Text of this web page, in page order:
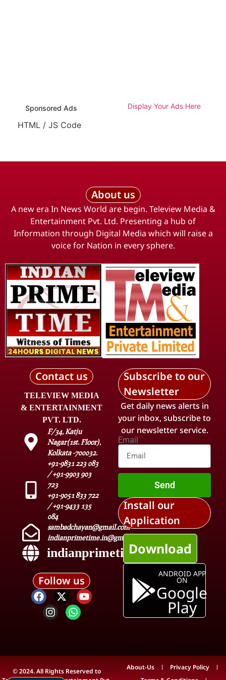
Sponsored Ads Display Your Ads Here
HTML / JS Code
About us
A new era In News World are begin. Teleview Media &
Entertainment Pvt. Ltd. Presenting a hub of
Information through Digital Media which will raise a
voice for Nation in every sphere.
Contact us
TELEVIEW MEDIA
& ENTERTAINMENT
PVT. LTD.
F/34, Katju
Nagar(1st. Floor),
Kolkata -700032.
+91-9831 223 083
/ +91-9903 903
723
+91-9051 833 722
/ +91-9433 135
084
sambadchayan@gmail.com
indianprimetime.in@gmail.com
indianprimetime.in
Follow us
Subscribe to our
Newsletter
Get daily news alerts in
your inbox, subscribe to
our newsletter service.
Email
Send
Install our
Application
Download
ANDROID APP
ON
Google
Play
© 2024. All Rights Reserved to
About-Us
Privacy Policy